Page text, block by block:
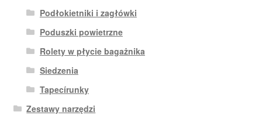
Podłokietniki i zagłówki
Poduszki powietrzne
Rolety w płycie bagażnika
Siedzenia
Tapecírunky
Zestawy narzędzi